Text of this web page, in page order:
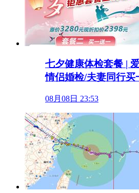
七夕健康体检套餐 |
情侣婚检/夫妻同行买
08月08日 23:53